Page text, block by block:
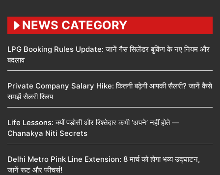
NEWS CATEGORY
LPG Booking Rules Update: जानें गैस सिलेंडर बुकिंग के नए नियम और
बदलाव
Private Company Salary Hike: कितनी बढ़ेगी आपकी सैलरी? जानें कैसे
समझें सैलरी स्लिप
Life Lessons: क्यों पड़ोसी और रिश्तेदार कभी ‘अपने’ नहीं होते —
Chanakya Niti Secrets
Delhi Metro Pink Line Extension: 8 मार्च को होगा भव्य उद्घाटन,
जानें रूट और फीचर्स!